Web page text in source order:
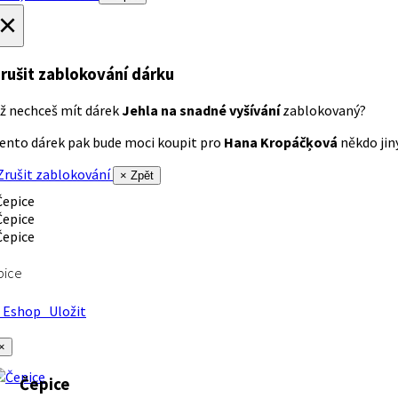
zablokování dárku
nechceš mít dárekJehla na snadné vyšívánízablokovaný?
dárek pak bude moci koupit pro Hana Kropáčķová někdo
zablokování
× Zpět
Uložit
Čepice